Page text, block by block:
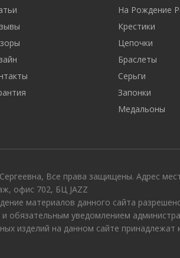
На Рождение
Крестики
Цепочки
Браслеты
Серьги
Запонки
Медальоны
Все права защищены. Адрес
офис 702, БЦ JAZZ
материалов данного сайта
и обязательным уведомлением
изделий на данном сайте